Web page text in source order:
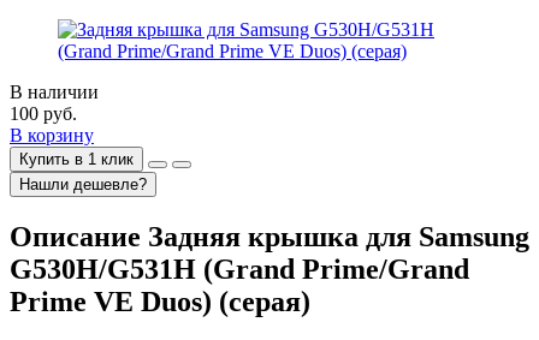
В наличии
100 руб.
В корзину
Купить в 1 клик
Нашли дешевле?
Описание Задняя крышка для Samsung
G530H/G531H (Grand Prime/Grand
Prime VE Duos) (серая)